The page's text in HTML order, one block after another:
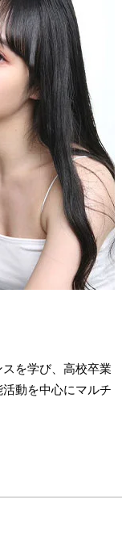
を学び、高校卒業
動を中心にマルチ